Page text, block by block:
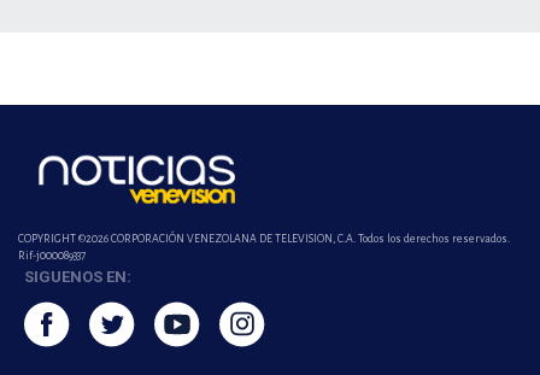
COPYRIGHT ©2026 CORPORACIÓN VENEZOLANA DE TELEVISION, C.A. Todos los derechos reservados.
Rif-j000089337
SIGUENOS EN: